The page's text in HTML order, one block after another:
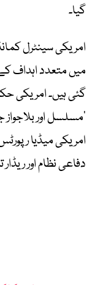
گیا۔
امریکی سینٹرل
میں متعدد اہداف
گئی ہیں۔ امریکی
’مسلسل اور
امریکی میڈیا
دفاعی نظام اور